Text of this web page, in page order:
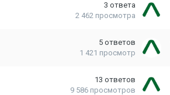
3 ответа
2 462 просмотра
5 ответов
1 421 просмотр
13 ответов
9 586 просмотров